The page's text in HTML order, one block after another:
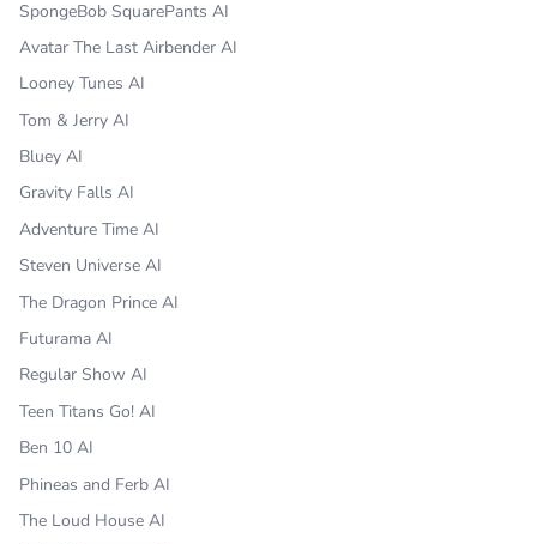
SpongeBob SquarePants AI
Avatar The Last Airbender AI
Looney Tunes AI
Tom & Jerry AI
Bluey AI
Gravity Falls AI
Adventure Time AI
Steven Universe AI
The Dragon Prince AI
Futurama AI
Regular Show AI
Teen Titans Go! AI
Ben 10 AI
Phineas and Ferb AI
The Loud House AI